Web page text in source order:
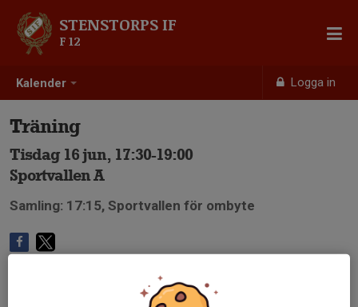
Kalender Logga in
STENSTORPS IF
F 12
Träning
Tisdag 16 jun, 17:30-19:00
Sportvallen A
Samling: 17:15, Sportvallen för ombyte